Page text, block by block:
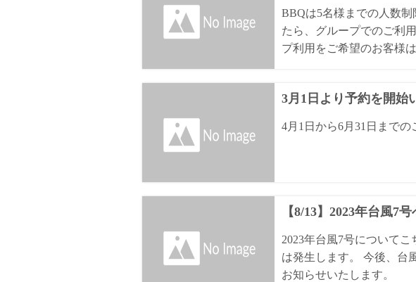
BBQは5名様までの人数
たら、グループでのご利
プ利用をご希望のお客様
3月1日より予約を開始
4月1日から6月31日まで
【8/13】2023年台風7
2023年台風7号について
は発生します。 今後、台
お知らせいたします。